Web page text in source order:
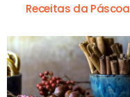
Receitas da Páscoa